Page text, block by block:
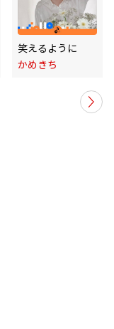
笑えるように
かめきち